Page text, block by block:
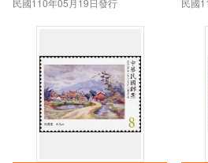
民國110年05月19日發行 民國